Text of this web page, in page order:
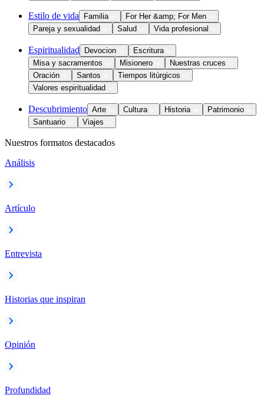
Estilo de vida Familia
For Her &amp; For Men
Pareja y sexualidad
Salud Vida profesional
Espiritualidad Devocion
Escritura
Misa y sacramentos
Misionero
Nuestras cruces
Oración
Santos
Tiempos litúrgicos
Valores espiritualidad
Descubrimiento Arte Cultura Historia
Patrimonio
Santuario
Viajes
Nuestros formatos destacados
Análisis
Artículo
Entrevista
Historias que inspiran
Opinión
Profundidad